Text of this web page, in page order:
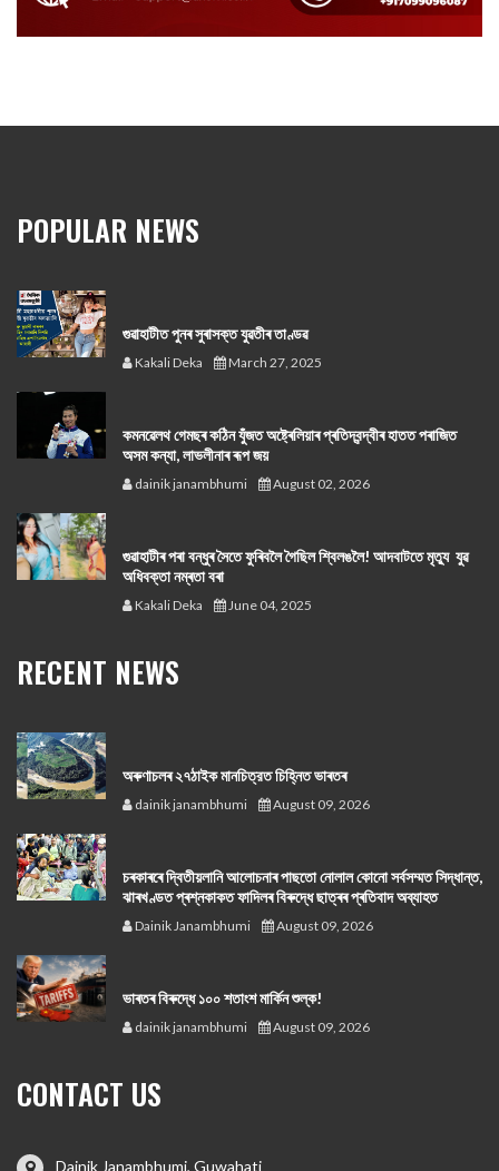
POPULAR NEWS
গুৱাহাটীত পুনৰ সুৰাসক্ত যুৱতীৰ তাণ্ডৱ
Kakali Deka March 27, 2025
কমনৱেলথ গেমছৰ কঠিন যুঁজত অষ্ট্ৰেলিয়াৰ প্ৰতিদ্বন্দ্বীৰ হাতত পৰাজিত
অসম কন্যা, লাভলীনাৰ ৰূপ জয়
dainik janambhumi August 02, 2026
গুৱাহাটীৰ পৰা বন্ধুৰ সৈতে ফুৰিবলৈ গৈছিল শ্বিলঙলৈ! আদবাটতে মৃত্যু যুৱ
অধিবক্তা নম্ৰতা বৰা
Kakali Deka June 04, 2025
RECENT NEWS
অৰুণাচলৰ ২৭ঠাইক মানচিত্রত চিহ্নিত ভাৰতৰ
dainik janambhumi August 09, 2026
চৰকাৰৰে দ্বিতীয়লানি আলোচনাৰ পাছতো নোলাল কোনো সর্বসম্মত সিদ্ধান্ত,
ঝাৰখণ্ডত প্ৰশ্নকাকত ফাদিলৰ বিৰুদ্ধে ছাত্ৰৰ প্ৰতিবাদ অব্যাহত
Dainik Janambhumi August 09, 2026
ভাৰতৰ বিৰুদ্ধে ১০০ শতাংশ মার্কিন শুল্ক!
dainik janambhumi August 09, 2026
CONTACT US
Dainik Janambhumi, Guwahati